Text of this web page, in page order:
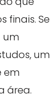
finais. Se
um
um
em
área.